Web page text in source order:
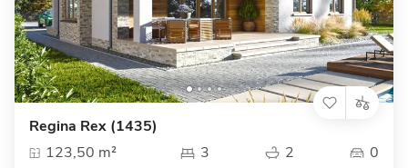
Regina Rex (1435)
123,50 m²
3 2 0